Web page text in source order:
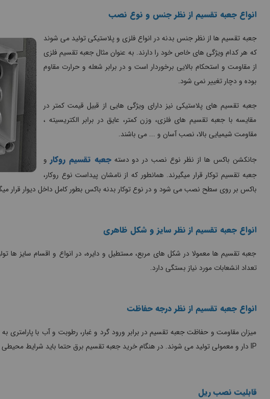
انواع جعبه تقسیم از نظر جنس و نوع نصب
جعبه تقسیم ها از نظر جنس بدنه در انواع فلزی و پلاستیکی تولید می شوند
که هر کدام ویژگی های خاص خود را دارند. به عنوان مثال جعبه تقسیم فلزی
از مقاومت و استحکام بالایی برخوردار است و در برابر شعله و حرارت مقاوم
بوده و دچار تغییر نمی شود.
جعبه تقسیم های پلاستیکی نیز دارای ویژگی هایی از قبیل قیمت کمتر در
مقایسه با جعبه تقسیم های فلزی، وزن کمتر، عایق در برابر الکتریسیته ،
مقاومت شیمیایی بالا، نصب آسان و ... می باشند.
جانکشن باکس ها از نظر نوع نصب در دو دستهجعبه تقسیم روکار و
جعبه تقسیم توکار قرار میگیرند. همانطور که از نامشان پیداست نوع روکار،
باکس بر روی سطح نصب می شود و در نوع توکار بدنه باکس بطور کامل داخل دیوار قرار
انواع جعبه تقسیم از نظر سایز و شکل ظاهری
جعبه تقسیم ها معمولا در شکل های مربع، مستطیل و دایره، در انواع و اقسام سایز
تعداد انشعابات مورد نیاز بستگی دارد.
انواع جعبه تقسیم از نظر درجه حفاظت
میزان مقاومت و حفاظت جعبه تقسیم در برابر ورود گرد و غبار، رطوبت و آب با
IP دار و معمولی تولید می شوند. در هنگام خرید جعبه تقسیم برق حتما باید شرایط محیطی و میزان درجه حفاظت مورد نیاز در نظر گرفته شود.
قابلیت نصب ریل